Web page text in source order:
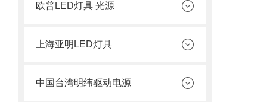
欧普LED灯具 光源
上海亚明LED灯具
中国台湾明纬驱动电源